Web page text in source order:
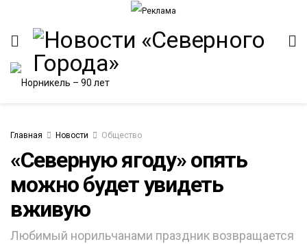
Главная Новости Общество
«Северную ягоду» опять
можно будет увидеть
вживую
Любимый норильчанами праздник возвращается